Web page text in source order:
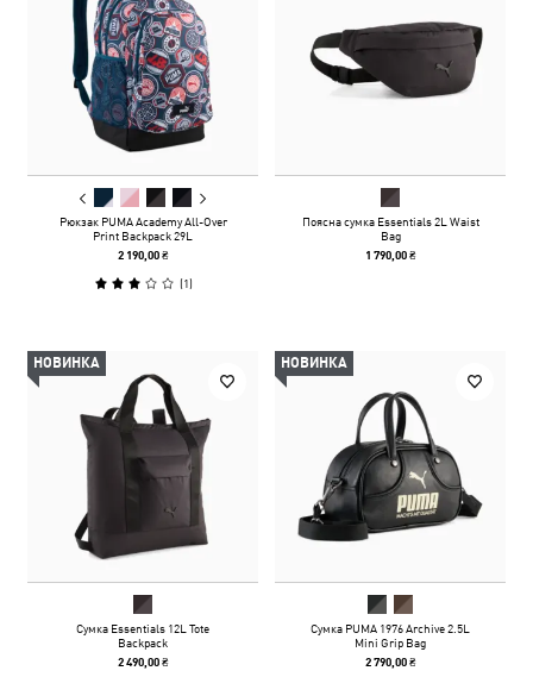
Рюкзак PUMA Academy All-Over
Print Backpack 29L
2 190,00 ₴
(1)
Поясна сумка Essentials 2L Waist
Bag
1 790,00 ₴
НОВИНКА
Сумка Essentials 12L Tote
Backpack
2 490,00 ₴
НОВИНКА
Сумка PUMA 1976 Archive 2.5L
Mini Grip Bag
2 790,00 ₴